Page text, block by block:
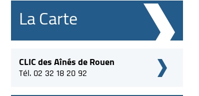
La Carte
CLIC des Aînés de Rouen
Tél. 02 32 18 20 92